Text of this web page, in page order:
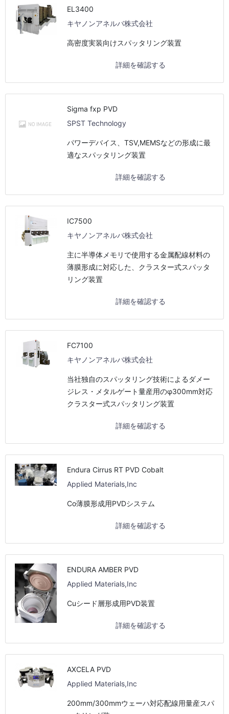
EL3400
キヤノンアネルバ株式会社
高密度実装向けスパッタリング装置
詳細を確認する
Sigma fxp PVD
SPST Technology
パワーデバイス、TSV,MEMSなどの形成に最
適なスパッタリング装置
詳細を確認する
IC7500
キヤノンアネルバ株式会社
主に半導体メモリで使用する金属配線材料の
薄膜形成に対応した、クラスター式スパッタ
リング装置
詳細を確認する
FC7100
キヤノンアネルバ株式会社
当社独自のスパッタリング技術によるダメー
ジレス・メタルゲート量産用のφ300mm対応
クラスター式スパッタリング装置
詳細を確認する
Endura Cirrus RT PVD Cobalt
Applied Materials,Inc
Co薄膜形成用PVDシステム
詳細を確認する
ENDURA AMBER PVD
Applied Materials,Inc
Cuシード層形成用PVD装置
詳細を確認する
AXCELA PVD
Applied Materials,Inc
200mm/300mmウェーハ対応配線用量産スパ